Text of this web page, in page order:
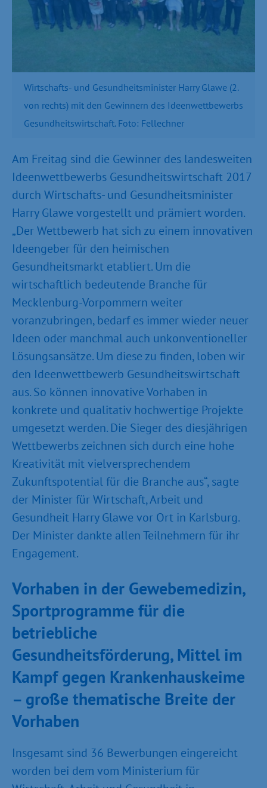
Wirtschafts- und Gesundheitsminister Harry Glawe (2.
von rechts) mit den Gewinnern des Ideenwettbewerbs
Gesundheitswirtschaft. Foto: Fellechner
Am Freitag sind die Gewinner des landesweiten
Ideenwettbewerbs Gesundheitswirtschaft 2017
durch Wirtschafts- und Gesundheitsminister
Harry Glawe vorgestellt und prämiert worden.
„Der Wettbewerb hat sich zu einem innovativen
Ideengeber für den heimischen
Gesundheitsmarkt etabliert. Um die
wirtschaftlich bedeutende Branche für
Mecklenburg-Vorpommern weiter
voranzubringen, bedarf es immer wieder neuer
Ideen oder manchmal auch unkonventioneller
Lösungsansätze. Um diese zu finden, loben wir
den Ideenwettbewerb Gesundheitswirtschaft
aus. So können innovative Vorhaben in
konkrete und qualitativ hochwertige Projekte
umgesetzt werden. Die Sieger des diesjährigen
Wettbewerbs zeichnen sich durch eine hohe
Kreativität mit vielversprechendem
Zukunftspotential für die Branche aus“, sagte
der Minister für Wirtschaft, Arbeit und
Gesundheit Harry Glawe vor Ort in Karlsburg.
Der Minister dankte allen Teilnehmern für ihr
Engagement.
Vorhaben in der Gewebemedizin,
Sportprogramme für die
betriebliche
Gesundheitsförderung, Mittel im
Kampf gegen Krankenhauskeime
– große thematische Breite der
Vorhaben
Insgesamt sind 36 Bewerbungen eingereicht
worden bei dem vom Ministerium für